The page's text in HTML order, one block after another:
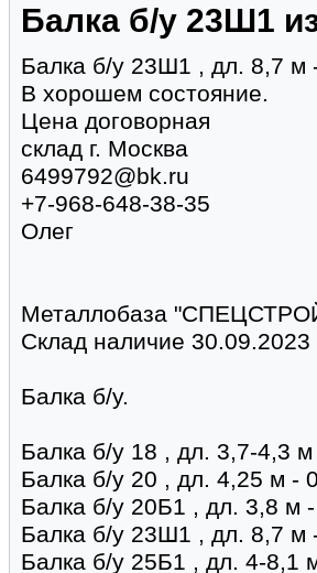
Балка б/у 23Ш1
Балка б/у 23Ш1 , дл. 8,7 м
В хорошем состояние.
Цена договорная
склад г. Москва
6499792@bk.ru
+7-968-648-38-35
Олег
Металлобаза
Склад наличие 30.09.2023
Балка б/у.
Балка б/у 18 , дл. 3,7-4,3
Балка б/у 20 , дл. 4,25 м -
Балка б/у 20Б1 , дл. 3,8 м
Балка б/у 23Ш1 , дл. 8,7 м
Балка б/у 25Б1 , дл. 4-8,1